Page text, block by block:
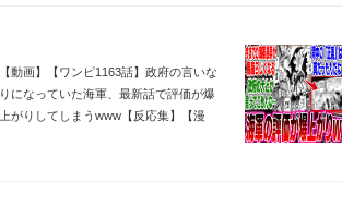
【動画】【ワンピ1163話】政府の言いな
りになっていた海軍、最新話で評価が爆
上がりしてしまうwww【反応集】【漫